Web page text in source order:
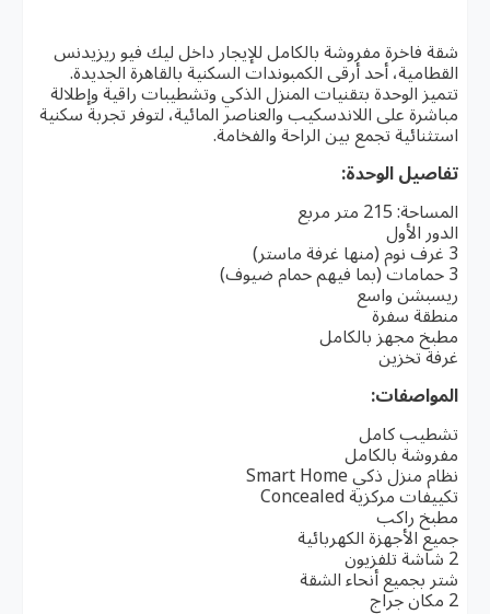
شقة فاخرة مفروشة بالكامل للإيجار داخل ليك فيو ريزيدنس
القطامية، أحد أرقى الكمبوندات السكنية بالقاهرة الجديدة.
تتميز الوحدة بتقنيات المنزل الذكي وتشطيبات راقية وإطلالة
مباشرة على اللاندسكيب والعناصر المائية، لتوفر تجربة سكنية
استثنائية تجمع بين الراحة والفخامة.
تفاصيل الوحدة:
المساحة: 215 متر مربع
الدور الأول
3 غرف نوم (منها غرفة ماستر)
3 حمامات (بما فيهم حمام ضيوف)
ريسبشن واسع
منطقة سفرة
مطبخ مجهز بالكامل
غرفة تخزين
المواصفات:
تشطيب كامل
مفروشة بالكامل
نظام منزل ذكي Smart Home
تكييفات مركزية Concealed
مطبخ راكب
جميع الأجهزة الكهربائية
2 شاشة تلفزيون
شتر بجميع أنحاء الشقة
2 مكان جراج